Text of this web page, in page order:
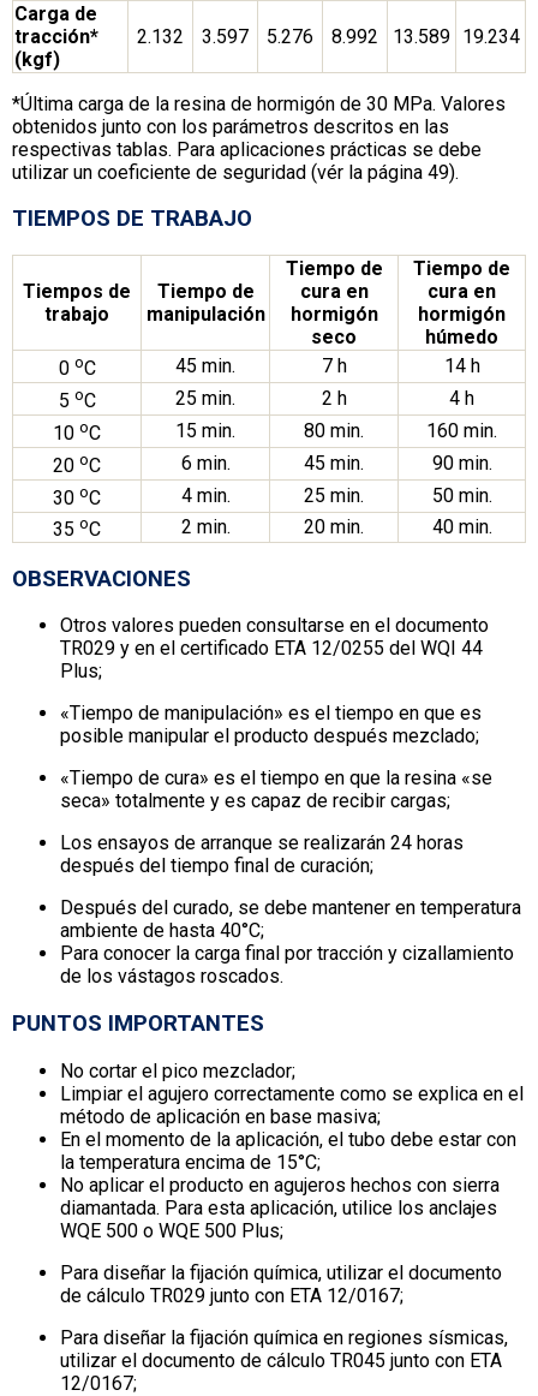
Carga de
tracción*
(kgf)
2.132 3.597 5.276 8.992 13.589 19.234
*Última carga de la resina de hormigón de 30 MPa. Valores
obtenidos junto con los parámetros descritos en las
respectivas tablas. Para aplicaciones prácticas se debe
utilizar un coeficiente de seguridad (vér la página 49).
TIEMPOS DE TRABAJO
Tiempos de
trabajo
Tiempo de
manipulación
Tiempo de
cura en
hormigón
seco
Tiempo de
cura en
hormigón
húmedo
0 oC 45 min. 7 h
14 h
5 oC 25 min. 2 h
4 h
10 oC 15 min. 80 min.
160 min.
20 oC 6 min. 45 min.
90 min.
30 oC 4 min. 25 min.
50 min.
35 oC 2 min. 20 min. 40 min.
OBSERVACIONES
Otros valores pueden consultarse en el documento
TR029 y en el certificado ETA 12/0255 del WQI 44
Plus;
«Tiempo de manipulación» es el tiempo en que es
posible manipular el producto después mezclado;
«Tiempo de cura» es el tiempo en que la resina «se
seca» totalmente y es capaz de recibir cargas;
Los ensayos de arranque se realizarán 24 horas
después del tiempo final de curación;
Después del curado, se debe mantener en temperatura
ambiente de hasta 40°C;
Para conocer la carga final por tracción y cizallamiento
de los vástagos roscados.
PUNTOS IMPORTANTES
No cortar el pico mezclador;
Limpiar el agujero correctamente como se explica en el
método de aplicación en base masiva;
En el momento de la aplicación, el tubo debe estar con
la temperatura encima de 15°C;
No aplicar el producto en agujeros hechos con sierra
diamantada. Para esta aplicación, utilice los anclajes
WQE 500 o WQE 500 Plus;
Para diseñar la fijación química, utilizar el documento
de cálculo TR029 junto con ETA 12/0167;
Para diseñar la fijación química en regiones sísmicas,
utilizar el documento de cálculo TR045 junto con ETA
12/0167;